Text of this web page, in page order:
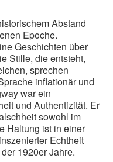
Abstand
Epoche.
Geschichten über
Stille, die entsteht,
sprechen
inflationär und
war ein
und Authentizität. Er
sowohl im
Haltung ist in einer
Echtheit
1920er Jahre.